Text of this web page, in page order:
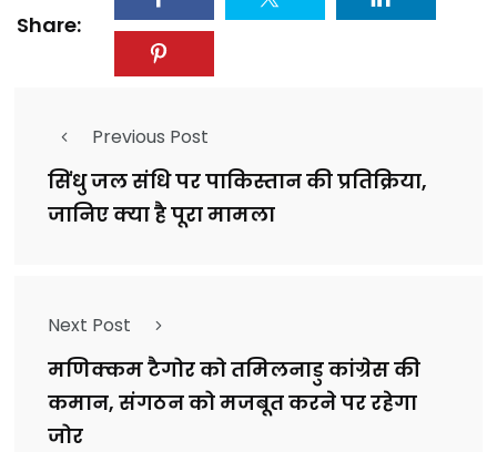
Share:
Previous Post
सिंधु जल संधि पर पाकिस्तान की प्रतिक्रिया,
जानिए क्या है पूरा मामला
Next Post
मणिक्कम टैगोर को तमिलनाडु कांग्रेस की
कमान, संगठन को मजबूत करने पर रहेगा
जोर